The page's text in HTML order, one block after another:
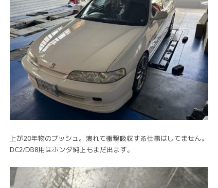
上が20年物のブッシュ。潰れて衝撃吸収する仕事はしてません。
DC2/DB8用はホンダ純正もまだ出ます。